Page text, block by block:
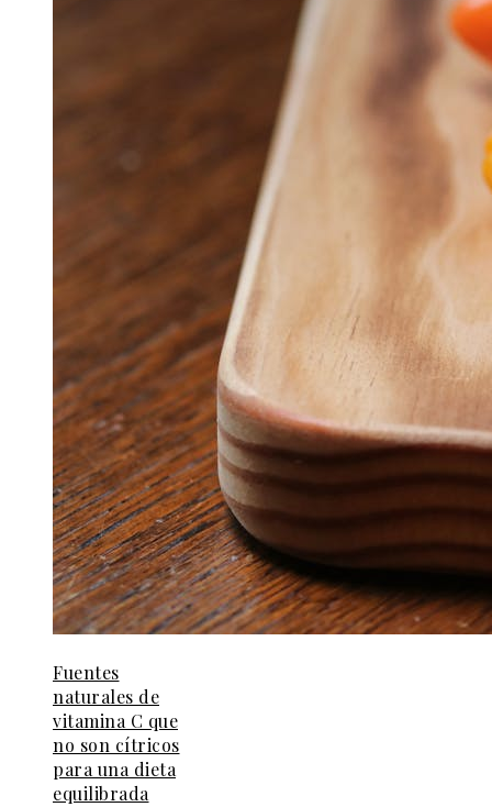
Fuentes
naturales de
vitamina C que
no son cítricos
para una dieta
equilibrada